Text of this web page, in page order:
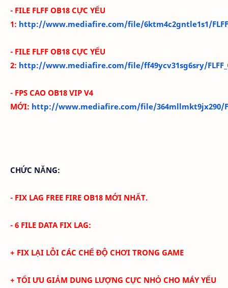
- FILE FLFF OB18 CỰC YẾU
1: http://www.mediafire.com/file/6ktm4c2gntle1s1/
- FILE FLFF OB18 CỰC YẾU
2: http://www.mediafire.com/file/ff49ycv31sg6sry/
- FPS CAO OB18 VIP V4
MỚI: http://www.mediafire.com/file/364mllmkt9jx290/
CHỨC NĂNG:
- FIX LAG FREE FIRE OB18 MỚI NHẤT.
- 6 FILE DATA FIX LAG:
+ FIX LẠI LỖI CÁC CHẾ ĐỘ CHƠI TRONG GAME
+ TỐI ƯU GIẢM DUNG LƯỢNG CỰC NHỎ CHO MÁY YẾU